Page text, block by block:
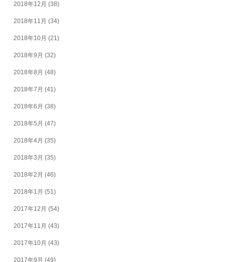
2018年12月 (38)
2018年11月 (34)
2018年10月 (21)
2018年9月 (32)
2018年8月 (48)
2018年7月 (41)
2018年6月 (38)
2018年5月 (47)
2018年4月 (35)
2018年3月 (35)
2018年2月 (46)
2018年1月 (51)
2017年12月 (54)
2017年11月 (43)
2017年10月 (43)
2017年9月 (49)